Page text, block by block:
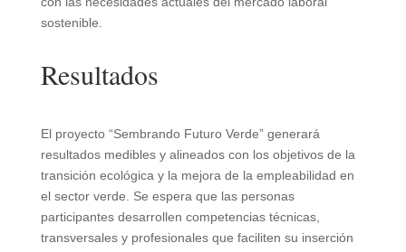
sostenible.
Resultados
El proyecto “Sembrando Futuro Verde” generará
resultados medibles y alineados con los objetivos de la
transición ecológica y la mejora de la empleabilidad en
el sector verde. Se espera que las personas
participantes desarrollen competencias técnicas,
transversales y profesionales que faciliten su inserción